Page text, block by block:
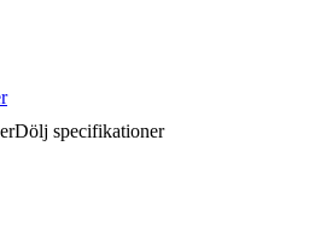
Dölj specifikationer